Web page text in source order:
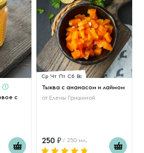
с
Ср Чт Пт Сб Вс
Тыква с ананасом и лаймом
от Елены Гришиной
250 / 250 мл.